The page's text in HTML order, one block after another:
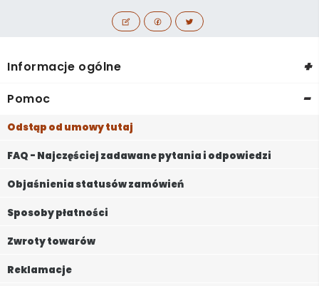
Informacje ogólne +
Pomoc -
Odstąp od umowy tutaj
FAQ - Najczęściej zadawane pytania i odpowiedzi
Objaśnienia statusów zamówień
Sposoby płatności
Zwroty towarów
Reklamacje